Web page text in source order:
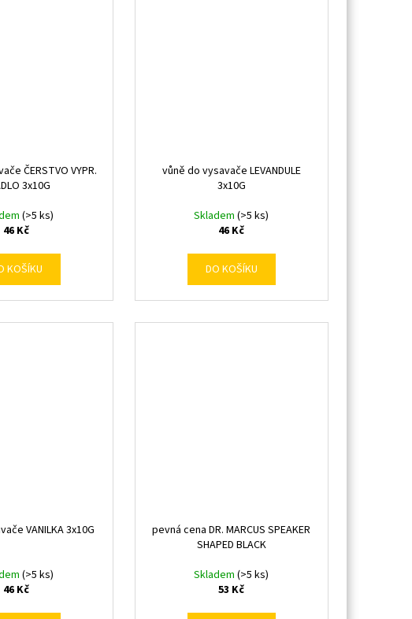
ČERSTVO VYPR.
3x10G
(>5 ks)
46 Kč
KOŠÍKU
vůně do vysavače LEVANDULE
3x10G
Skladem(>5 ks)
46 Kč
DO KOŠÍKU
VANILKA 3x10G
(>5 ks)
46 Kč
pevná cena DR. MARCUS SPEAKER
SHAPED BLACK
Skladem(>5 ks)
53 Kč